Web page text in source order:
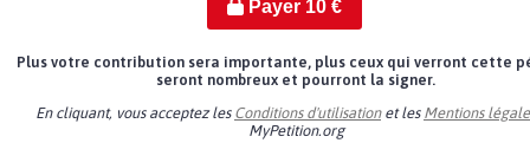
Payer 10€
Plus votre contribution sera importante, plus ceux qui verront cette
seront nombreux et pourront la signer.
En cliquant, vous acceptez les Conditions d'utilisationet les Mentions
MyPetition.org